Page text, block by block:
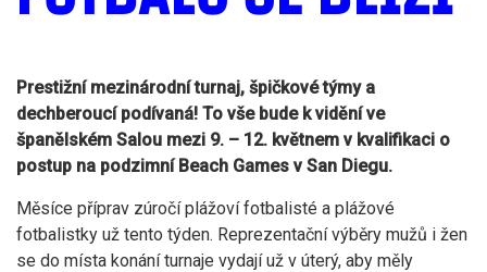
Prestižní mezinárodní turnaj, špičkové týmy a
dechberoucí podívaná! To vše bude k vidění ve
španělském Salou mezi 9. – 12. květnem v kvalifikaci o
postup na podzimní Beach Games v San Diegu.
Měsíce příprav zúročí plážoví fotbalisté a plážové
fotbalistky už tento týden. Reprezentační výběry mužů i žen
se do místa konání turnaje vydají už v úterý, aby měly